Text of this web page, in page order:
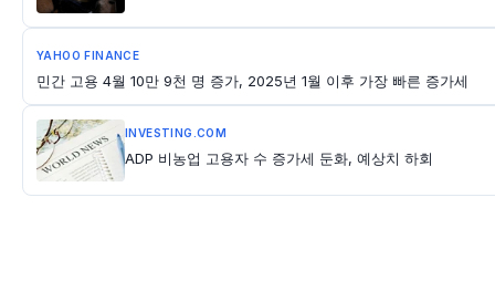
YAHOO FINANCE
민간 고용 4월 10만 9천 명 증가, 2025년 1월 이후 가장 빠른 증가세
INVESTING.COM
ADP 비농업 고용자 수 증가세 둔화, 예상치 하회